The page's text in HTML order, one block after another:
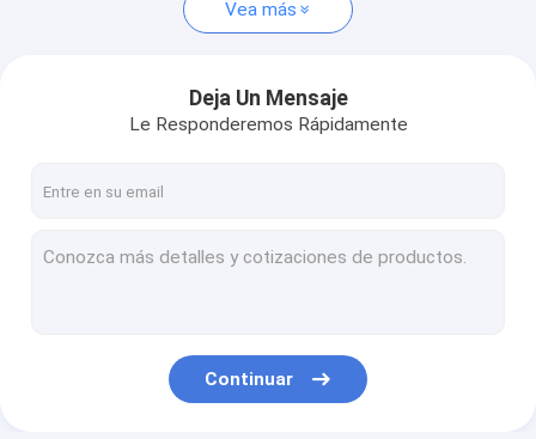
Solicitar una cita
equipo al aire libre
Regalos de equipo para excursiones
Vea más
Deja Un Mensaje
Le Responderemos Rápidamente
Continuar